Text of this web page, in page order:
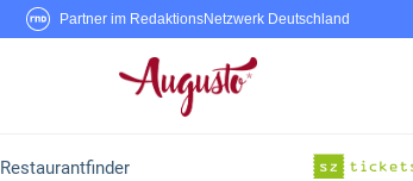
Partner im RedaktionsNetzwerk Deutschland
Restaurantfinder